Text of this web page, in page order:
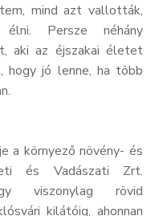
mind azt vallották,
élni. Persze néhány
aki az éjszakai életet
hogy jó lenne, ha több
a környező növény- és
és Vadászati Zrt.
viszonylag rövid
kilátóig, ahonnan